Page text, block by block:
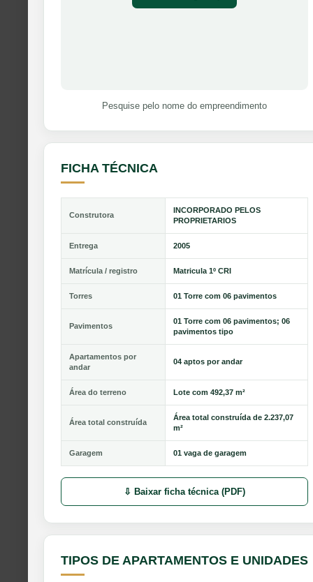
Pesquise pelo nome do empreendimento
FICHA TÉCNICA
Construtora
INCORPORADO PELOS
PROPRIETARIOS
Entrega 2005
Matrícula / registro Matricula 1º CRI
Torres 01 Torre com 06 pavimentos
Pavimentos
01 Torre com 06 pavimentos; 06
pavimentos tipo
Apartamentos por
andar
04 aptos por andar
Área do terreno Lote com 492,37 m²
Área total construída
Área total construída de 2.237,07
m²
Garagem 01 vaga de garagem
⇩ Baixar ficha técnica (PDF)
TIPOS DE APARTAMENTOS E UNIDADES